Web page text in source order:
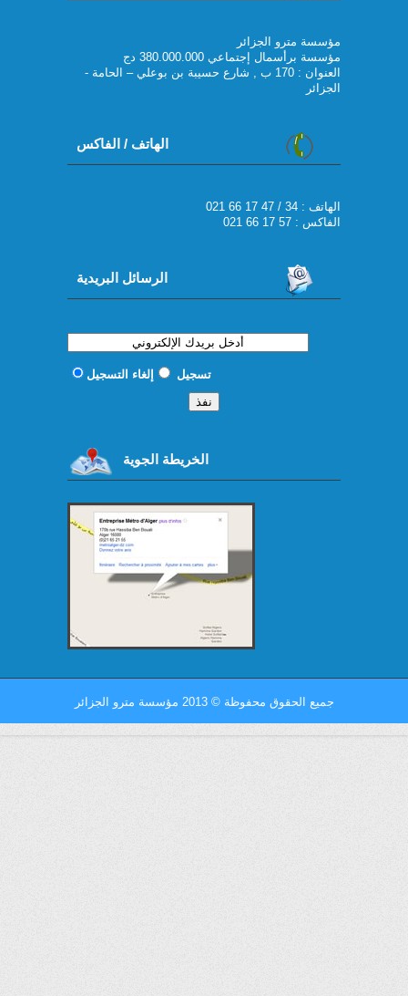
مؤسسة مترو الجزائر
مؤسسة برأسمال إجتماعي 380.000.000 دج
العنوان : 170 ب , شارع حسيبة بن بوعلي – الحامة -
الجزائر
الهاتف / الفاكس
021 66 17 47 / 34 : الهاتف
الفاكس : 57 17 66 021
الرسائل البريدية
تسجيل إلغاء التسجيل
الخريطة الجوية
جميع الحقوق محفوظة© 2013 مؤسسة مترو الجزائر